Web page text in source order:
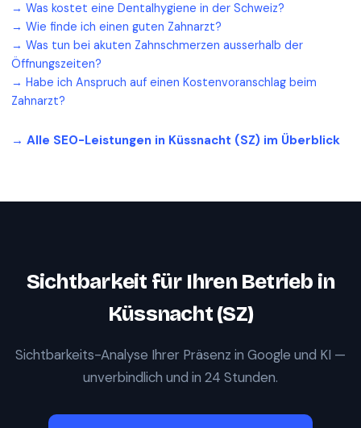
→ Was kostet eine Dentalhygiene in der Schweiz?
→ Wie finde ich einen guten Zahnarzt?
→ Was tun bei akuten Zahnschmerzen ausserhalb der
Öffnungszeiten?
→ Habe ich Anspruch auf einen Kostenvoranschlag beim
Zahnarzt?
→ Alle SEO-Leistungen in Küssnacht (SZ) im Überblick
Sichtbarkeit für Ihren Betrieb in
Küssnacht (SZ)
Sichtbarkeits-Analyse Ihrer Präsenz in Google und KI —
unverbindlich und in 24 Stunden.